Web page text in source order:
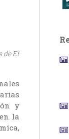
de El
y
la